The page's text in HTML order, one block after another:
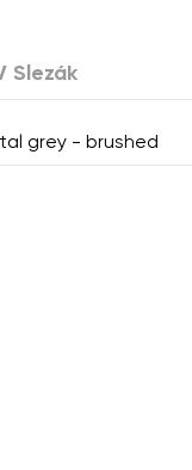
Slezák
grey - brushed